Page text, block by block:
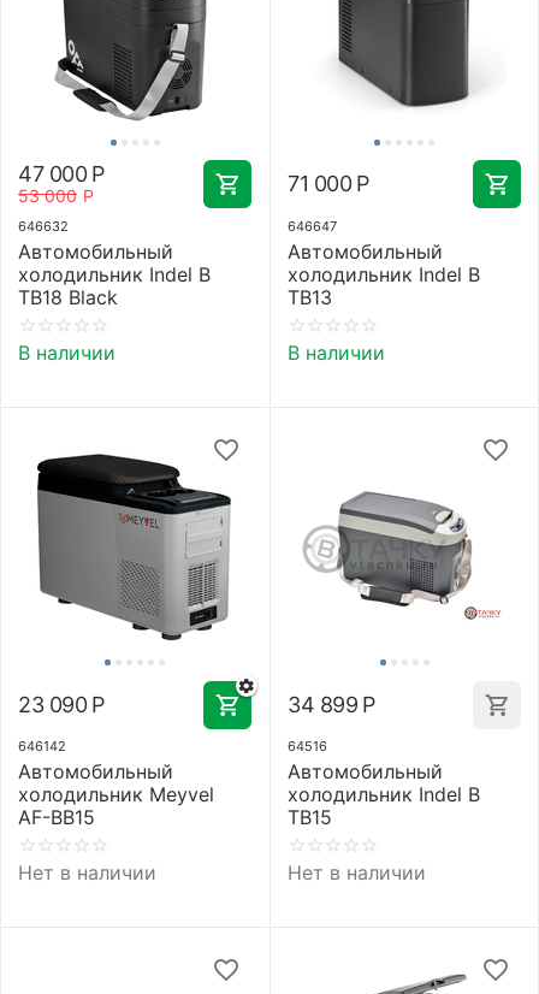
53 000 Р
47 000 Р
646632
Автомобильный
холодильник Indel B
TB18 Black
В наличии
71 000 Р
646647
Автомобильный
холодильник Indel B
TB13
В наличии
23 090 Р
646142
Автомобильный
холодильник Meyvel
AF-BB15
Нет в наличии
34 899 Р
64516
Автомобильный
холодильник Indel B
TB15
Нет в наличии